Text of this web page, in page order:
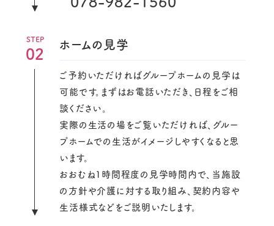
02 ホームの見学
ご予約いただければグループホームの見学は
可能です。まずはお電話いただき、日程をご相
談ください。
実際の生活の場をご覧いただければ、グルー
プホームでの生活がイメージしやすくなると思
います。
おおむね1時間程度の見学時間内で、当施設
の方針や介護に対する取り組み、契約内容や
生活様式などをご説明いたします。